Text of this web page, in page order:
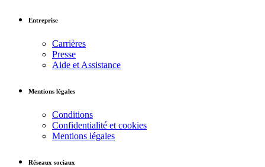
Entreprise
Carrières
Presse
Aide et Assistance
Mentions légales
Conditions
Confidentialité et cookies
Mentions légales
Réseaux sociaux